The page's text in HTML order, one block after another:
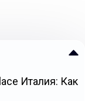
Италия: Как